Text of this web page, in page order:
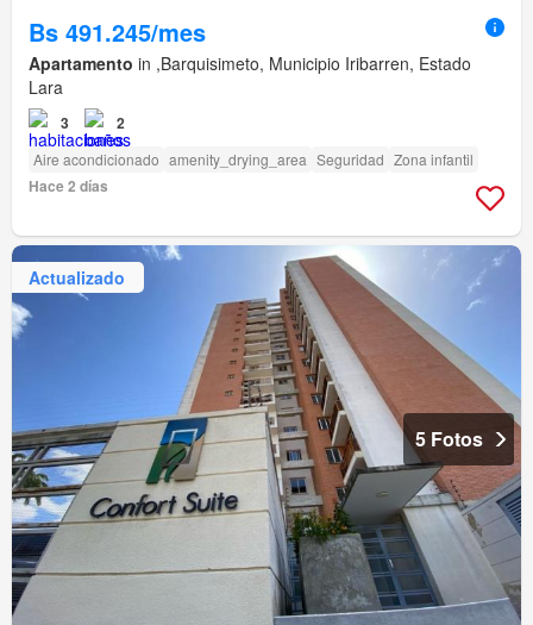
Bs 491.245/mes
Apartamento in ,Barquisimeto, Municipio Iribarren, Estado
Lara
3 2
Aire acondicionado amenity_drying_area Seguridad Zona infantil
Hace 2 días
Actualizado
5 Fotos